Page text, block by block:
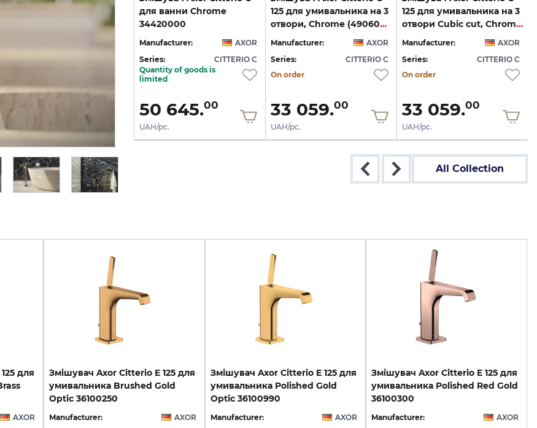
125 CoolStart для
Series:
36 436.
для ванни Chrome
34420000
Manufacturer:
AXOR
Series:
CITTERIO C
Quantity of goods is
limited
50 645.00
UAH/pc.
125 для умивальника на 3
отвори, Chrome (49060000)
Manufacturer:
AXOR
Series:
CITTERIO C
On order
33 059.00
UAH/pc.
125 для умивальника на 3
отвори Cubic cut, Chrome (49061000)
Manufacturer:
AXOR
Series:
CITTERIO C
On order
33 059.00
UAH/pc.
All Collection
для
AXOR
Змішувач Axor Citterio E 125 для
умивальника Brushed Gold
Optic 36100250
Manufacturer:
AXOR
Змішувач Axor Citterio E 125 для
умивальника Polished Gold
Optic 36100990
Manufacturer:
AXOR
Змішувач Axor Citterio E 125 для
умивальника Polished Red Gold
36100300
Manufacturer:
AXOR